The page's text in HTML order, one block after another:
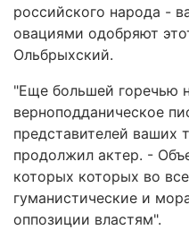
российского народа -
овациями одобряют
Ольбрыхский.
"Еще большей горечью
верноподданическое
представителей ваших
продолжил актер. -
которых которых во
гуманистические и
оппозиции властям".